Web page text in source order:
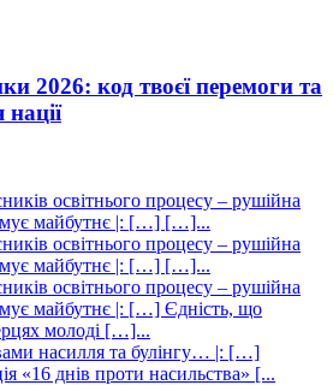
2026: код твоєї перемоги та
освітнього процесу – рушійна
майбутнє |: […] […]...
освітнього процесу – рушійна
майбутнє |: […] […]...
освітнього процесу – рушійна
майбутнє |: […] Єдність, що
молоді […]...
насилля та булінгу… |: […]
«16 днів проти насильства» [...